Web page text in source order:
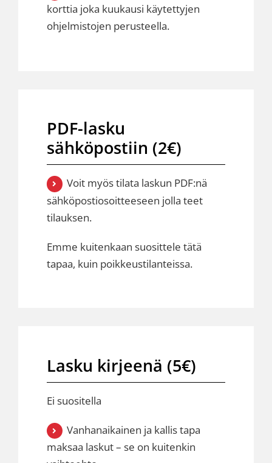
korttia joka kuukausi käytettyjen
ohjelmistojen perusteella.
PDF-lasku
sähköpostiin (2€)
Voit myös tilata laskun PDF:nä
sähköpostiosoitteeseen jolla teet
tilauksen.
Emme kuitenkaan suosittele tätä
tapaa, kuin poikkeustilanteissa.
Lasku kirjeenä (5€)
Ei suositella
Vanhanaikainen ja kallis tapa
maksaa laskut – se on kuitenkin